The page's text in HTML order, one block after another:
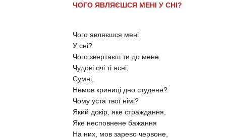
ЧОГО ЯВЛЯЄШСЯ МЕНІ У СНІ?
Чого являєшся мені
У сні?
Чого звертаєш ти до мене
Чудові очі ті ясні,
Сумні,
Немов криниці дно студене?
Чому уста твої німі?
Який докір, яке страждання,
Яке несповнене бажання
На них, мов зарево червоне,